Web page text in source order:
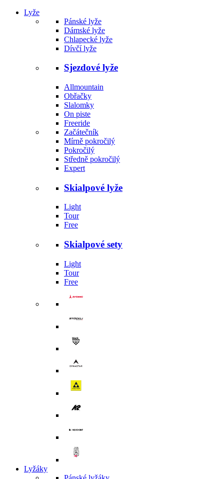
Lyže
Pánské lyže
Dámské lyže
Chlapecké lyže
Dívčí lyže
Sjezdové lyže
Allmountain
Obřačky
Slalomky
On piste
Freeride
Začátečník
Mírně pokročilý
Pokročilý
Středně pokročilý
Expert
Skialpové lyže
Light
Tour
Free
Skialpové sety
Light
Tour
Free
Lyžáky